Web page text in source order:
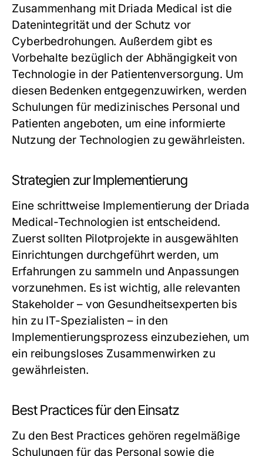
Zusammenhang mit Driada Medical ist die
Datenintegrität und der Schutz vor
Cyberbedrohungen. Außerdem gibt es
Vorbehalte bezüglich der Abhängigkeit von
Technologie in der Patientenversorgung. Um
diesen Bedenken entgegenzuwirken, werden
Schulungen für medizinisches Personal und
Patienten angeboten, um eine informierte
Nutzung der Technologien zu gewährleisten.
Strategien zur Implementierung
Eine schrittweise Implementierung der Driada
Medical-Technologien ist entscheidend.
Zuerst sollten Pilotprojekte in ausgewählten
Einrichtungen durchgeführt werden, um
Erfahrungen zu sammeln und Anpassungen
vorzunehmen. Es ist wichtig, alle relevanten
Stakeholder – von Gesundheitsexperten bis
hin zu IT-Spezialisten – in den
Implementierungsprozess einzubeziehen, um
ein reibungsloses Zusammenwirken zu
gewährleisten.
Best Practices für den Einsatz
Zu den Best Practices gehören regelmäßige
Schulungen für das Personal sowie die